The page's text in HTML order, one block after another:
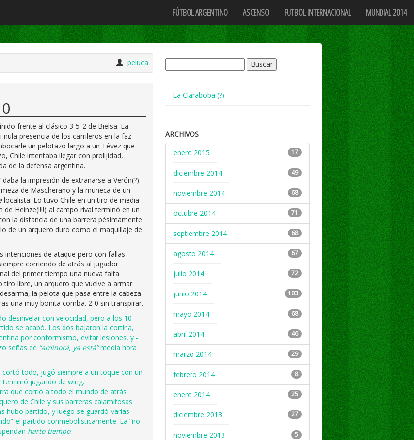
FÚTBOL ARGENTINO ASCENSO FUTBOL INTERNACIONAL MUNDIAL 2014
peluca
frente al clásico 3-5-2 de Bielsa. La
nula presencia de los carrileros en la faz
un pelotazo largo a un Tévez que
Chile intentaba llegar con prolijidad,
de la defensa argentina.
la impresión de extrañarse a Verón(?).
de Mascherano y la muñeca de un
localista. Lo tuvo Chile en un tiro de media
Heinze(!!!!) al campo rival terminó en un
la distancia de una barrera pésimamente
de un arquero duro como el maquillaje de
intenciones de ataque pero con fallas
corriendo de atrás al jugador
del primer tiempo una nueva falta
tiro libre, un arquero que vuelve a armar
la pelota que pasa entre la cabeza
una muy bonita comba. 2-0 sin transpirar.
desnivelar con velocidad, pero a los 10
se acabó. Los dos bajaron la cortina,
por conformismo, evitar lesiones, y -
señas de “aminorá, ya está”media hora
todo, jugó siempre a un toque con un
jugando de wing.
que corrió a todo el mundo de atrás
de Chile y sus barreras calamitosas.
hubo partido, y luego se guardó varias
el partido conmebolisticamente. La “no-
harto tiempo.
La Claraboba (?)
ARCHIVOS
enero 2015
17
diciembre 2014 49
noviembre 2014 68
octubre 2014 71
septiembre 2014 68
agosto 2014 67
julio 2014 72
junio 2014 103
mayo 2014 68
abril 2014 46
marzo 2014 29
febrero 2014 8
enero 2014 25
diciembre 2013 27
noviembre 2013 5